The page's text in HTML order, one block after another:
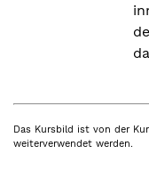
Das Kursbild ist von der
weiterverwendet werden.